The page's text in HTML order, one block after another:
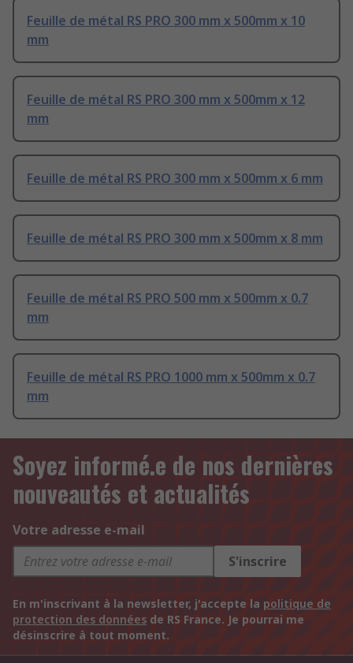
Feuille de métal RS PRO 300 mm x 500mm x 10
mm
Feuille de métal RS PRO 300 mm x 500mm x 12
mm
Feuille de métal RS PRO 300 mm x 500mm x 6 mm
Feuille de métal RS PRO 300 mm x 500mm x 8 mm
Feuille de métal RS PRO 500 mm x 500mm x 0.7
mm
Feuille de métal RS PRO 1000 mm x 500mm x 0.7
mm
Soyez informé.e de nos dernières
nouveautés et actualités
Votre adresse e-mail
S'inscrire
En m'inscrivant à la newsletter, j'accepte la politique de
protection des données de RS France. Je pourrai me
désinscrire à tout moment.